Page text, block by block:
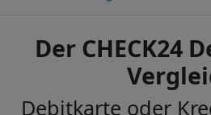
Der CHECK24
Debitkarte oder